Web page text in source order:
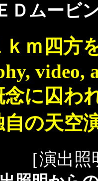
Ｄムービ
ｋｍ四方
video,
念に囚わ
自の天空
［演出